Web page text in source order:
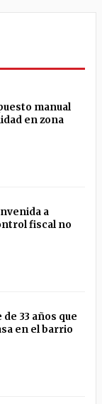
manual
en zona
a
fiscal no
33 años que
en el barrio